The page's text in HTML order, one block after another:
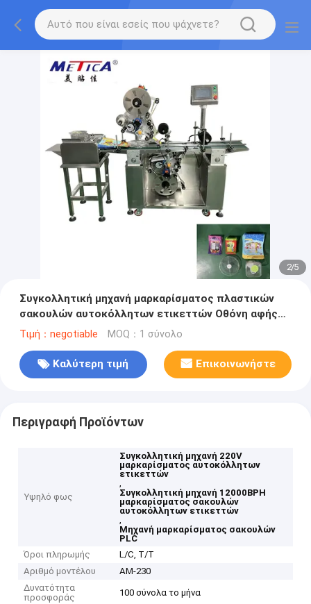
2/5
Συγκολλητική μηχανή μαρκαρίσματος πλαστικών
σακουλών αυτοκόλλητων ετικεττών Οθόνη αφής
PLC 220V
Τιμή：negotiable MOQ：1 σύνολο
Καλύτερη τιμή Επικοινωνήστε
Περιγραφή Προϊόντων
Υψηλό φως
Συγκολλητική μηχανή 220V
μαρκαρίσματος αυτοκόλλητων
ετικεττών
,
Συγκολλητική μηχανή 12000BPH
μαρκαρίσματος σακουλών
αυτοκόλλητων ετικεττών
,
Μηχανή μαρκαρίσματος σακουλών
PLC
Όροι πληρωμής
L/C, T/T
Αριθμό μοντέλου
ΑΜ-230
Δυνατότητα
προσφοράς
100 σύνολα το μήνα